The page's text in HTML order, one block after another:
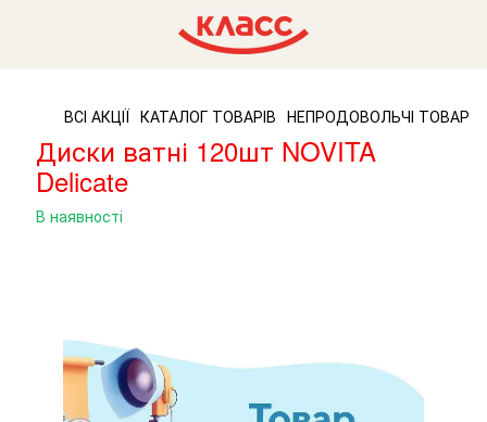
ВСІ АКЦІЇ КАТАЛОГ ТОВАРІВ НЕПРОДОВОЛЬЧІ ТОВАРИ
Диски ватні 120шт NOVITA
Delicate
В наявності